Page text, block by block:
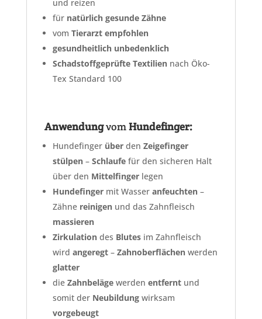
und reizen
für natürlich gesunde Zähne
vom Tierarzt empfohlen
gesundheitlich unbedenklich
Schadstoffgeprüfte Textiliennach Öko-
Tex Standard 100
AnwendungvomHundefinger:
Hundefinger überden Zeigefinger
stülpen– Schlaufefür den sicheren Halt
über den Mittelfingerlegen
Hundefingermit Wasser anfeuchten–
Zähnereinigenund das Zahnfleisch
massieren
Zirkulationdes Blutesim Zahnfleisch
wird angeregt– Zahnoberflächenwerden
glatter
die Zahnbelägewerden entferntund
somit der Neubildungwirksam
vorgebeugt